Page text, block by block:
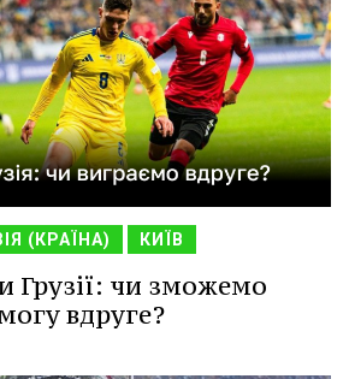
(КРАЇНА) КИЇВ
Грузії: чи зможемо
вдруге?